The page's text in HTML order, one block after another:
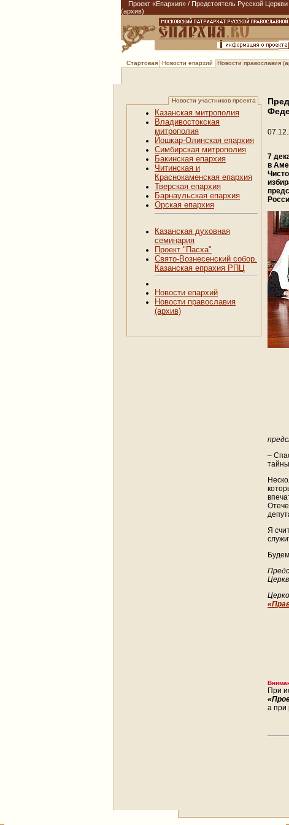
Проект «Епархия» / Предстоятель Русской
(архив)
Стартовая Новости епархий Новости православия
Новости участников проекта
Казанская митрополия
Владивостокская
митрополия
Йошкар-Олинская епархия
Симбирская митрополия
Бакинская епархия
Читинская и
Краснокаменская епархия
Тверская епархия
Барнаульская епархия
Орская епархия
Казанская духовная
семинария
Проект "Пасха"
Свято-Вознесенский собор.
Казанская епрахия РПЦ
Новости епархий
Новости православия
(архив)
7
в
–
Я
При
а при